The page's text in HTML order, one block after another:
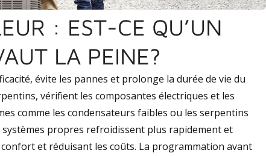
: EST-CE QU’UN
LA PEINE?
évite les pannes et prolonge la durée de vie du
vérifient les composantes électriques et les
comme les condensateurs faibles ou les serpentins
propres refroidissent plus rapidement et
et réduisant les coûts. La programmation avant